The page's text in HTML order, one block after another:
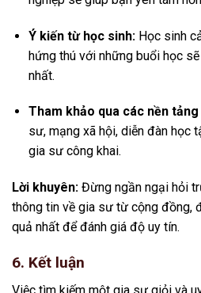
Ý kiến từ học sinh:Học sinh
hứng thú với những buổi học
nhất.
Tham khảo qua các nền
sư, mạng xã hội, diễn đàn học
gia sư công khai.
Lời khuyên: Đừng ngần ngại hỏi
thông tin về gia sư từ cộng đồng,
quả nhất để đánh giá độ uy tín.
6. Kết luận
Việc tìm kiếm một gia sư giỏi và